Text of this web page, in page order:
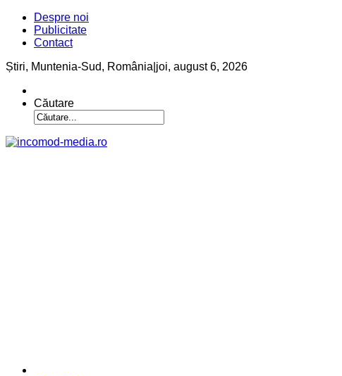
Despre noi
Publicitate
Contact
Știri, Muntenia-Sud, România joi, august 6, 2026
Căutare